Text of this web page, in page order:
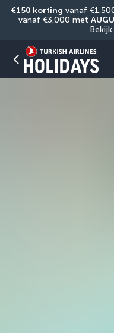
€150 korting vanaf
vanaf €3.000 met